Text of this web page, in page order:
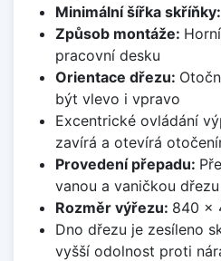
Minimální šířka skříňky:
Způsob montáže:
pracovní desku
Orientace dřezu:
být vlevo i vpravo
Excentrické ovládání
zavírá a otevírá
Provedení přepadu:
vanou a vaničkou dřezu
Rozměr výřezu: 840 x
Dno dřezu je zesíleno
vyšší odolnost proti